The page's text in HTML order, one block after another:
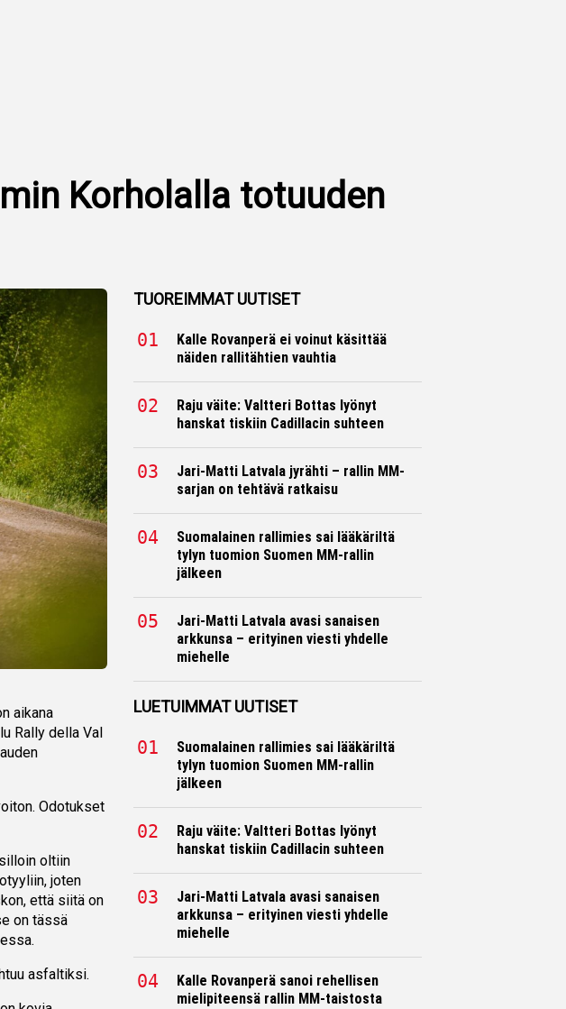
Korholalla totuuden
aikana
Rally della Val
Odotukset
oltiin
joten
että siitä on
on tässä
asfaltiksi.
TUOREIMMAT UUTISET
Kalle Rovanperä ei voinut käsittää
näiden rallitähtien vauhtia
Raju väite: Valtteri Bottas lyönyt
hanskat tiskiin Cadillacin suhteen
Jari-Matti Latvala jyrähti – rallin MM-
sarjan on tehtävä ratkaisu
Suomalainen rallimies sai lääkäriltä
tylyn tuomion Suomen MM-rallin
jälkeen
Jari-Matti Latvala avasi sanaisen
arkkunsa – erityinen viesti yhdelle
miehelle
LUETUIMMAT UUTISET
Suomalainen rallimies sai lääkäriltä
tylyn tuomion Suomen MM-rallin
jälkeen
Raju väite: Valtteri Bottas lyönyt
hanskat tiskiin Cadillacin suhteen
Jari-Matti Latvala avasi sanaisen
arkkunsa – erityinen viesti yhdelle
miehelle
Kalle Rovanperä sanoi rehellisen
mielipiteensä rallin MM-taistosta